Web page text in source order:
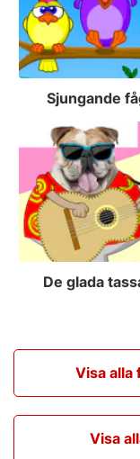
Sjungande
De glada
Visa alla
Visa